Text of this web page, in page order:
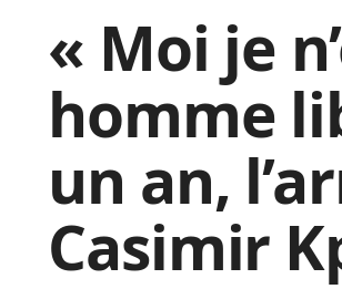
« Moi je
homme
un an,
Casimir